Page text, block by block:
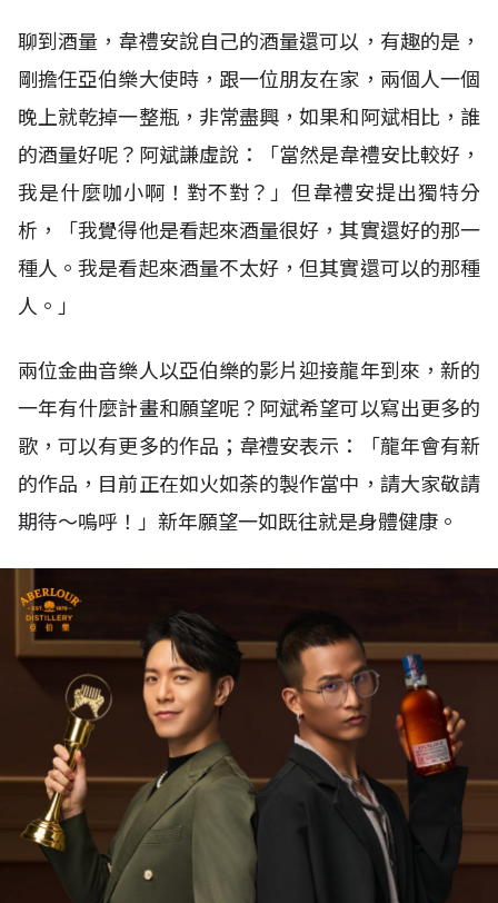
聊到酒量，韋禮安說自己的酒量還可以，有趣的是，
剛擔任亞伯樂大使時，跟一位朋友在家，兩個人一個
晚上就乾掉一整瓶，非常盡興，如果和阿斌相比，誰
的酒量好呢？阿斌謙虛說：「當然是韋禮安比較好，
我是什麼咖小啊！對不對？」但韋禮安提出獨特分
析，「我覺得他是看起來酒量很好，其實還好的那一
種人。我是看起來酒量不太好，但其實還可以的那種
人。」
兩位金曲音樂人以亞伯樂的影片迎接龍年到來，新的
一年有什麼計畫和願望呢？阿斌希望可以寫出更多的
歌，可以有更多的作品；韋禮安表示：「龍年會有新
的作品，目前正在如火如荼的製作當中，請大家敬請
期待～嗚呼！」新年願望一如既往就是身體健康。